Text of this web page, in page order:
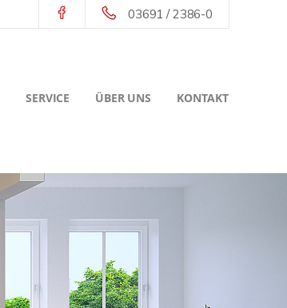
03691 / 2386-0
SERVICE ÜBER UNS KONTAKT